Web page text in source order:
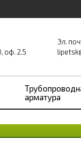
оф. 2.5
Эл.
арматура